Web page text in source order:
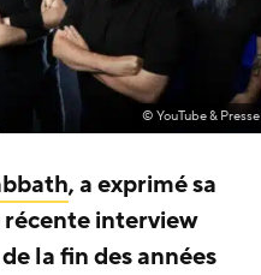
© YouTube & Presse
, a exprimé sa
récente interview
de la fin des années